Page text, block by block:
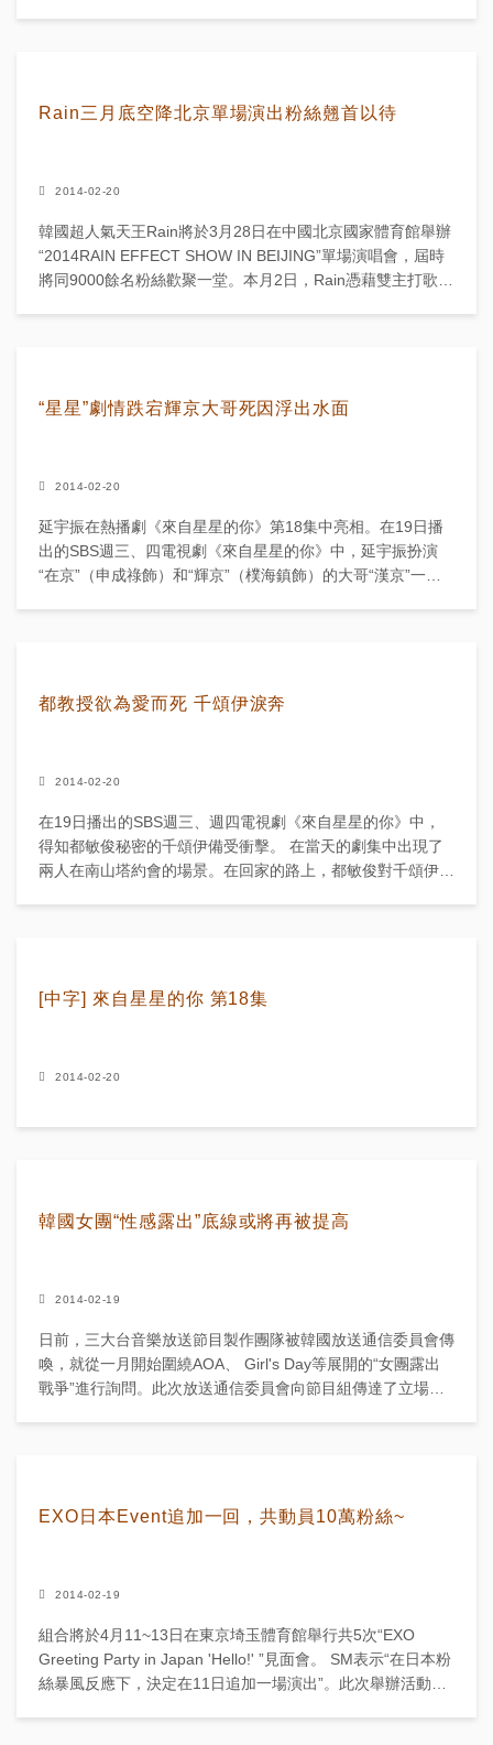
Rain三月底空降北京單場演出粉絲翹首以待
2014-02-20
韓國超人氣天王Rain將於3月28日在中國北京國家體育館舉辦
“2014RAIN EFFECT SHOW IN BEIJING”單場演唱會，屆時
將同9000餘名粉絲歡聚一堂。本月2日，Rain憑藉雙主打歌
“星星”劇情跌宕輝京大哥死因浮出水面
2014-02-20
延宇振在熱播劇《來自星星的你》第18集中亮相。在19日播
出的SBS週三、四電視劇《來自星星的你》中，延宇振扮演
“在京”（申成祿飾）和“輝京”（樸海鎮飾）的大哥“漢京”一
都教授欲為愛而死 千頌伊淚奔
2014-02-20
在19日播出的SBS週三、週四電視劇《來自星星的你》中，
得知都敏俊秘密的千頌伊備受衝擊。 在當天的劇集中出現了
兩人在南山塔約會的場景。在回家的路上，都敏俊對千頌伊說
[中字] 來自星星的你 第18集
2014-02-20
韓國女團“性感露出”底線或將再被提高
2014-02-19
日前，三大台音樂放送節目製作團隊被韓國放送通信委員會傳
喚，就從一月開始圍繞AOA、 Girl's Day等展開的“女團露出
戰爭”進行詢問。此次放送通信委員會向節目組傳達了立場，
EXO日本Event追加一回，共動員10萬粉絲~
2014-02-19
組合將於4月11~13日在東京埼玉體育館舉行共5次“EXO
Greeting Party in Japan 'Hello!' ”見面會。 SM表示“在日本粉
絲暴風反應下，決定在11日追加一場演出”。此次舉辦活動也